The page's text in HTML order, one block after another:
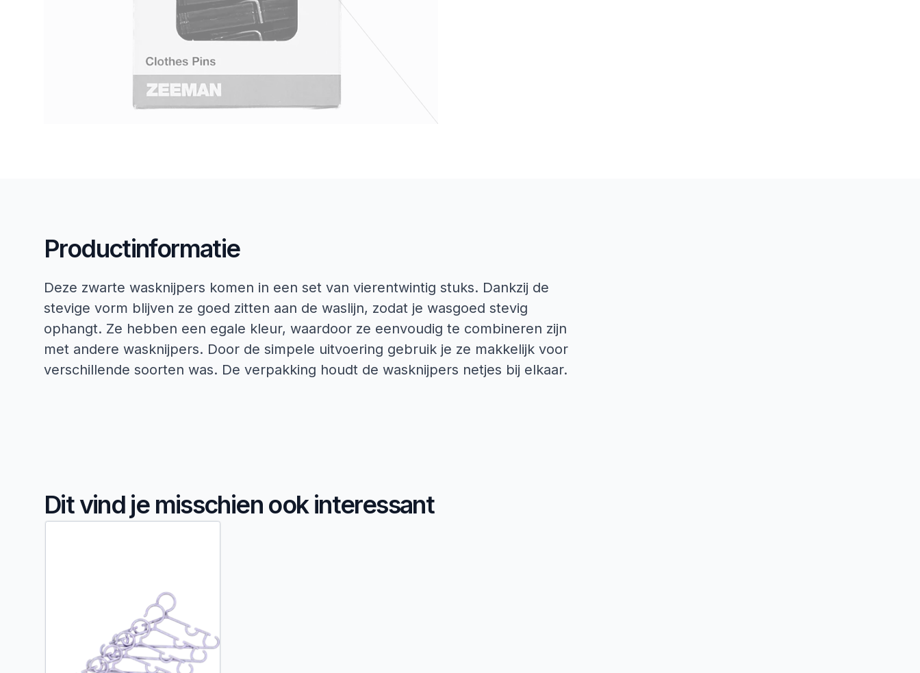
Productinformatie
Deze zwarte wasknijpers komen in een set van vierentwintig stuks. Dankzij de
stevige vorm blijven ze goed zitten aan de waslijn, zodat je wasgoed stevig
ophangt. Ze hebben een egale kleur, waardoor ze eenvoudig te combineren zijn
met andere wasknijpers. Door de simpele uitvoering gebruik je ze makkelijk voor
verschillende soorten was. De verpakking houdt de wasknijpers netjes bij elkaar.
Dit vind je misschien ook interessant